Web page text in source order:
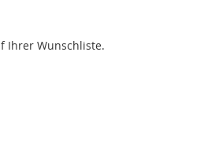
Ihrer Wunschliste.